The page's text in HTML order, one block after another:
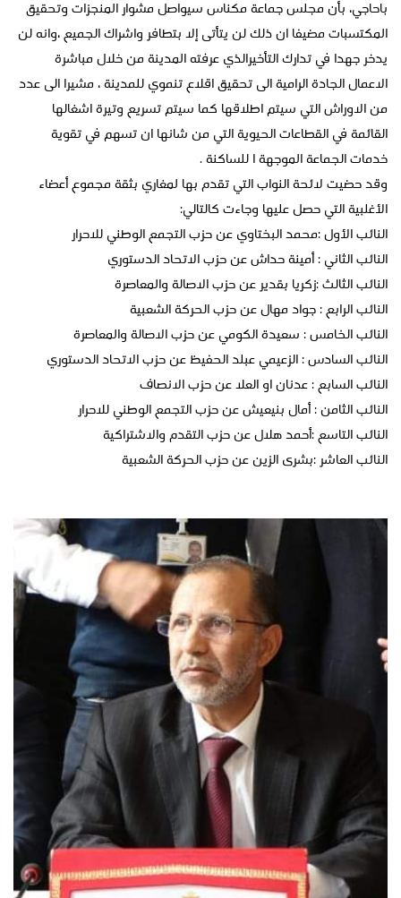
باحاجي، بأن مجلس جماعة مكناس سيواصل مشوار المنجزات وتحقيق
المكتسبات مضيفا ان ذلك لن يتأتى إلا بتطافر واشراك الجميع ،وانه لن
يدخر جهدا في تدارك التأخيرالذي عرفته المدينة من خلال مباشرة
الاعمال الجادة الرامية الى تحقيق اقلاع تنموي للمدينة ، مشيرا الى عدد
من الاوراش التي سيتم اطلاقها كما سيتم تسريع وتيرة اشغالها
القائمة في القطاعات الحيوية التي من شانها ان تسهم في تقوية
خدمات الجماعة الموجهة ا للساكنة .
وقد حضيت لائحة النواب التي تقدم بها لمغاري بثقة مجموع أعضاء
الأغلبية التي حصل عليها وجاءت كالتالي:
النائب الأول :محمد البختاوي عن حزب التجمع الوطني للاحرار
النائب الثاني : أمينة حداش عن حزب الاتحاد الدستوري
النائب الثالث :زكريا بقدير عن حزب الاصالة والمعاصرة
النائب الرابع : جواد مهال عن حزب الحركة الشعبية
النائب الخامس : سعيدة الكومي عن حزب الاصالة والمعاصرة
النائب السادس : الزعيمي عبلد الحفيظ عن حزب الاتحاد الدستوري
النائب السابع : عدنان او العلا عن حزب الانصاف
النائب الثامن : أمال بنيعيش عن حزب التجمع الوطني للاحرار
النائب التاسع :أحمد هلال عن حزب التقدم والاشتراكية
النائب العاشر :بشرى الزين عن حزب الحركة الشعبية